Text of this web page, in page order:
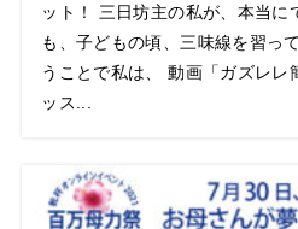
ット！ 三日坊主の私が、本当に
も、子どもの頃、三味線を習っ
うことで私は、 動画「ガズレレ
ッス...